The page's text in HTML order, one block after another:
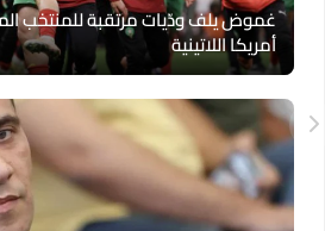
غموض يلف ودّيات مرتقبة للمنتخب
أمريكا اللاتينية